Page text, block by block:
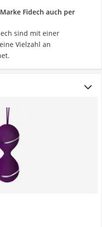
Fidech auch per
sind mit einer
Vielzahl an